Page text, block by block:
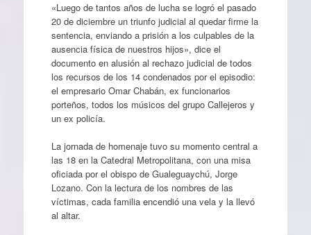
«Luego de tantos años de lucha se logró el pasado
20 de diciembre un triunfo judicial al quedar firme la
sentencia, enviando a prisión a los culpables de la
ausencia física de nuestros hijos», dice el
documento en alusión al rechazo judicial de todos
los recursos de los 14 condenados por el episodio:
el empresario Omar Chabán, ex funcionarios
porteños, todos los músicos del grupo Callejeros y
un ex policía.
La jornada de homenaje tuvo su momento central a
las 18 en la Catedral Metropolitana, con una misa
oficiada por el obispo de Gualeguaychú, Jorge
Lozano. Con la lectura de los nombres de las
víctimas, cada familia encendió una vela y la llevó
al altar.